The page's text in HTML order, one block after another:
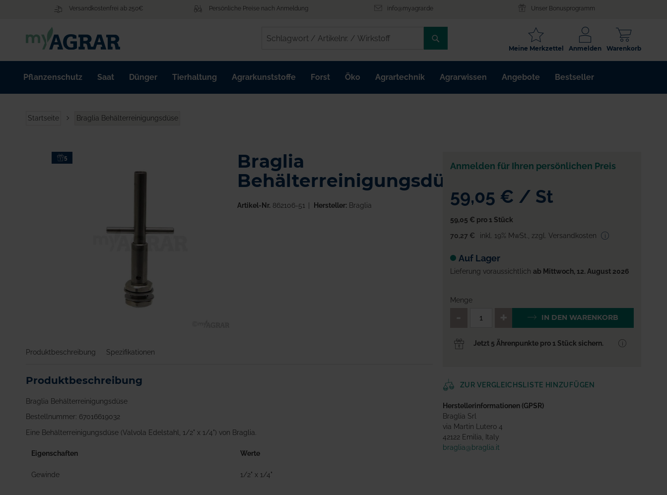
Versandkostenfrei ab 250€ Persönliche Preise nach Anmeldung info@myagrar.de Unser Bonusprogramm
/
ARTIKELNR.
/
Warenkorb
Anmelden
Meine Merkzettel
Pflanzenschutz Saat Dünger Tierhaltung Agrarkunststoffe Forst Öko Agrartechnik Agrarwissen Angebote Bestseller
Startseite Braglia Behälterreinigungsdüse
5
der
springen
Braglia
Behälterreinigungsdüse
Artikel-Nr. 862106-51 Hersteller:Braglia
Produktbeschreibung Spezifikationen
Produktbeschreibung
Braglia Behälterreinigungsdüse
Bestellnummer: 67016619032
Eine Behälterreinigungsdüse (Valvola Edelstahl, 1/2" x 1/4") von Braglia.
Eigenschaften Werte
Gewinde 1/2" x 1/4"
Anmelden für Ihren persönlichen Preis
59,05 € / St
59,05 € pro 1 Stück
70,27 €
inkl. 19% MwSt. zzgl. Versandkosten
Auf Lager
Lieferung voraussichtlich ab Mittwoch, 12. August 2026
Menge
QTY_CONTROL_DECREASE
IN DEN WARENKORB
Jetzt 5 Ährenpunkte pro 1 Stück sichern.
ZUR VERGLEICHSLISTE HINZUFÜGEN
Herstellerinformationen (GPSR)
Braglia Srl
via Martin Lutero 4
42122 Emilia, Italy
braglia@braglia.it